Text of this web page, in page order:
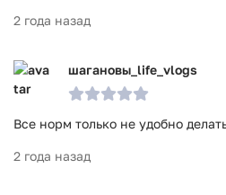
2 года назад
шагановы_life_vlogs
Все норм только не удобно
2 года назад